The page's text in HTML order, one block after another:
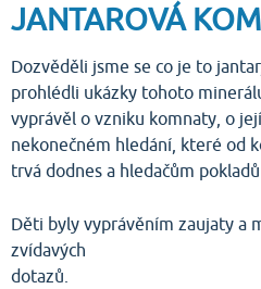
JANTAROVÁ
Dozvěděli jsme se co je to
prohlédli ukázky tohoto
vyprávěl o vzniku komnaty, o
nekonečném hledání, které od
trvá dodnes a hledačům
Děti byly vyprávěním zaujaty a
zvídavých